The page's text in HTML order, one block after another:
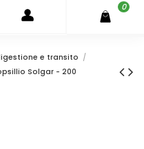
0
e transito
Solgar - 200